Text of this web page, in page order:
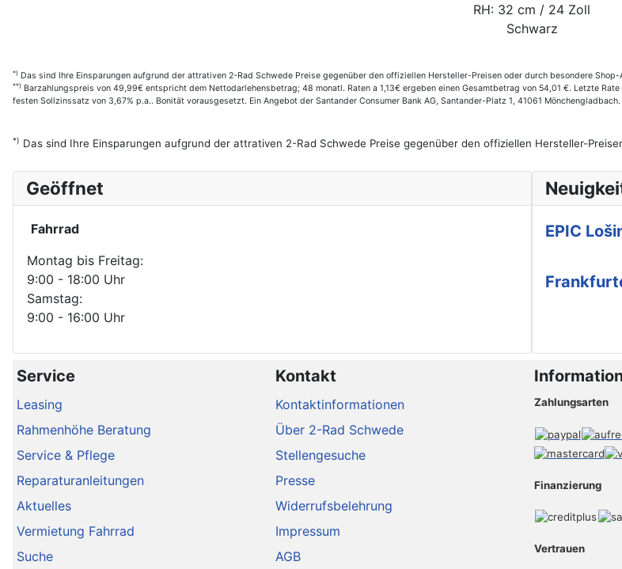
RH: 32 cm / 24 Zoll
Schwarz
*) Das sind Ihre Einsparungen aufgrund der attrativen 2-Rad Schwede Preise gegenüber den offiziellen Hersteller-Preisen oder durch besondere Shop-
**) Barzahlungspreis von 49,99€ entspricht dem Nettodarlehensbetrag; 48 monatl. Raten a 1,13€ ergeben einen Gesamtbetrag von 54,01 €. Letzte
festen Sollzinssatz von 3,67% p.a.. Bonität vorausgesetzt. Ein Angebot der Santander Consumer Bank AG, Santander-Platz 1, 41061
*) Das sind Ihre Einsparungen aufgrund der attrativen 2-Rad Schwede Preise gegenüber den offiziellen Hersteller-
Geöffnet
Fahrrad
Montag bis Freitag:
9:00 - 18:00 Uhr
Samstag:
9:00 - 16:00 Uhr
EPIC
Service
Leasing
Rahmenhöhe Beratung
Service & Pflege
Reparaturanleitungen
Aktuelles
Vermietung Fahrrad
Suche
Kontakt
Kontaktinformationen
Über 2-Rad Schwede
Stellengesuche
Presse
Widerrufsbelehrung
Impressum
AGB
Zahlungsarten
Finanzierung
Vertrauen